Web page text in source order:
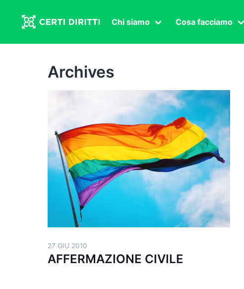
Chi siamo
Congressi
Cosa facciamo
Diritto di famiglia
Lavoro sessuale
Salute sessuale
Transnazionale
Politica
Fuor di Pagina
Archives
27 GIU 2010
AFFERMAZIONE CIVILE